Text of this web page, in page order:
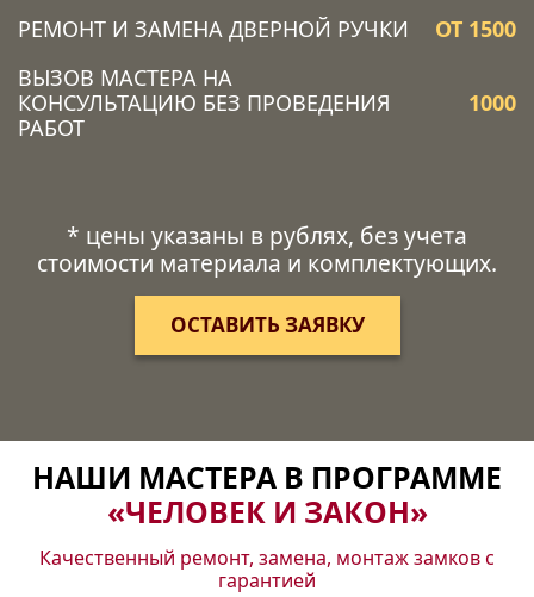
РЕМОНТ И ЗАМЕНА ДВЕРНОЙ РУЧКИ
ОТ 1500
ВЫЗОВ МАСТЕРА НА
КОНСУЛЬТАЦИЮ БЕЗ ПРОВЕДЕНИЯ
РАБОТ
1000
* цены указаны в рублях, без учета
стоимости материала и комплектующих.
ОСТАВИТЬ ЗАЯВКУ
НАШИ МАСТЕРА В ПРОГРАММЕ
«ЧЕЛОВЕК И ЗАКОН»
Качественный ремонт, замена, монтаж замков с
гарантией